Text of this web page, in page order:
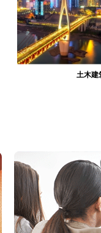
生物医疗
土木建